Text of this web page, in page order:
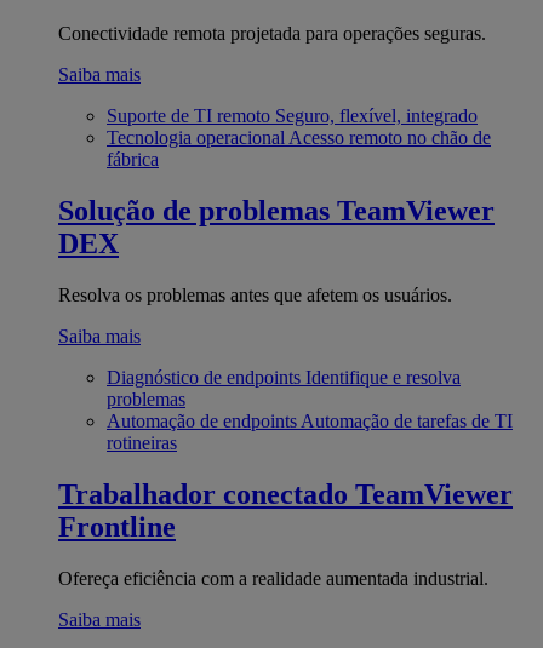
Conectividade remota projetada para operações seguras.
Saiba mais
Suporte de TI remoto Seguro, flexível, integrado
Tecnologia operacional Acesso remoto no chão de
fábrica
Solução de problemas TeamViewer
DEX
Resolva os problemas antes que afetem os usuários.
Saiba mais
Diagnóstico de endpoints Identifique e resolva
problemas
Automação de endpoints Automação de tarefas de TI
rotineiras
Trabalhador conectado TeamViewer
Frontline
Ofereça eficiência com a realidade aumentada industrial.
Saiba mais